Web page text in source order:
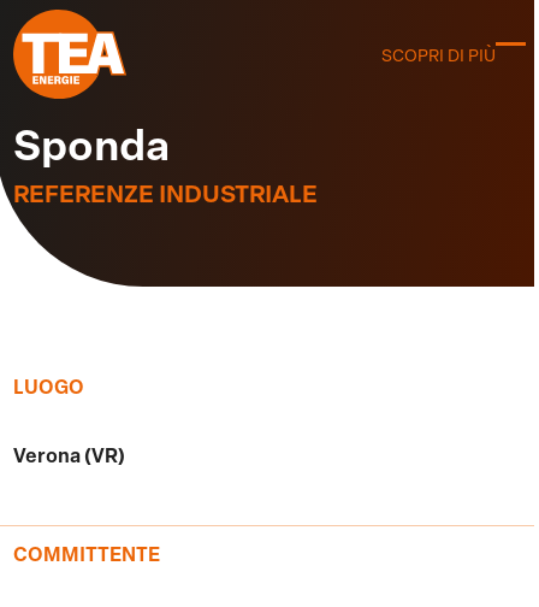
Skip
to
content
SCOPRI DI PIÙ
Sponda
REFERENZE INDUSTRIALE
LUOGO
Verona (VR)
COMMITTENTE